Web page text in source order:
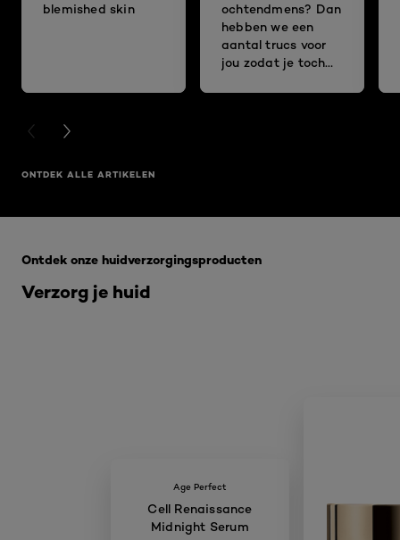
blemished skin
ochtendmens? Dan
hebben we een
aantal trucs voor
jou zodat je toch
PREVIOUS CARD
NEXT CARD
ONTDEK ALLE ARTIKELEN
Verzorg je huid
Ontdek onze huidverzorgingsproducten
Age Perfect
Cell Renaissance
Midnight Serum